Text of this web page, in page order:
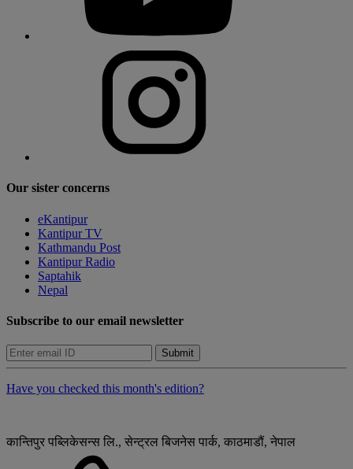
Our sister concerns
eKantipur
Kantipur TV
Kathmandu Post
Kantipur Radio
Saptahik
Nepal
Subscribe to our email newsletter
Submit
Have you checked this month's edition?
कान्तिपुर पब्लिकेसन्स लि., सेन्ट्रल बिजनेस पार्क, काठमाडौं, नेपाल